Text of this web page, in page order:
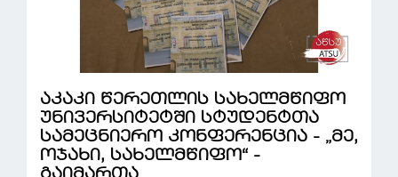
აკაკი წერეთლის სახელმწიფო
უნივერსიტეტში სტუდენტთა
სამეცნიერო კონფერენცია - „მე,
ოჯახი, სახელმწიფო“ -